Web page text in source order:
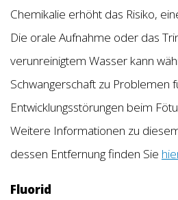
Chemikalie erhöht das Risiko,
Die orale Aufnahme oder das
verunreinigtem Wasser kann
Schwangerschaft zu Problemen
Entwicklungsstörungen beim
Weitere Informationen zu
dessen Entfernung finden Sie
Fluorid